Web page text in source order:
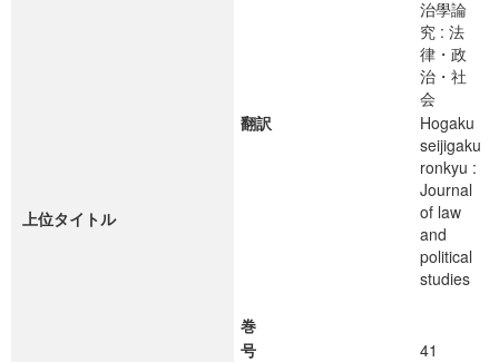
上位タイトル
治學論
究 : 法
律・政
治・社
会
翻訳
Hogaku
seijigaku
ronkyu :
Journal
of law
and
political
studies
巻
号
41